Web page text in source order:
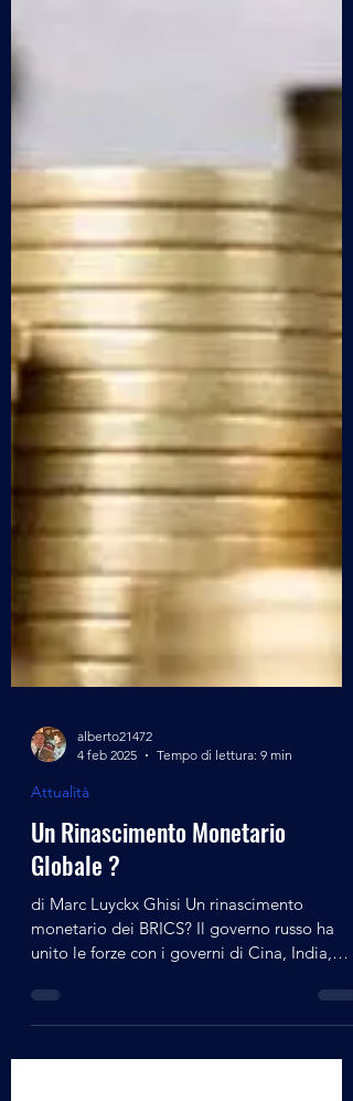
alberto21472
Attualità
Un Rinascimento Monetario
Globale ?
di Marc Luyckx Ghisi Un rinascimento
monetario dei BRICS? Il governo russo ha